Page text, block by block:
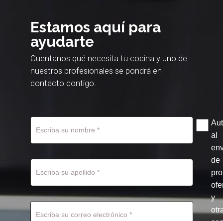
Estamos aquí para
ayudarte
Cuentanos qué necesita tu cocina y uno de
nuestros profesionales se pondrá en
contacto contigo.
al
de
y